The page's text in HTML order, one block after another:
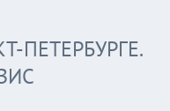
ПЕТЕРБУРГЕ.